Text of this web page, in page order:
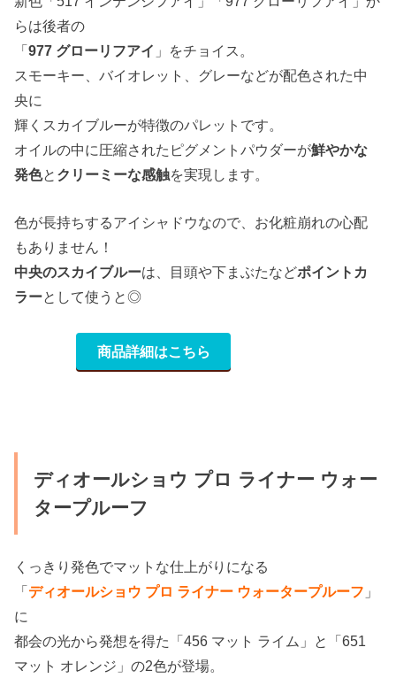
らは後者の
「977 グローリフアイ 」をチョイス。
スモーキー、バイオレット、グレーなどが配色された中
央に
輝くスカイブルーが特徴のパレットです。
オイルの中に圧縮されたピグメントパウダーが鮮やかな
発色と クリーミーな感触を実現します。
色が長持ちするアイシャドウなので、お化粧崩れの心配
もありません！
中央のスカイブルーは、目頭や下まぶたなどポイントカ
ラーとして使うと◎
商品詳細はこちら
ディオールショウ プロ ライナー ウォー
タープルーフ
くっきり発色でマットな仕上がりになる
「ディオールショウ プロ ライナー ウォータープルーフ 」
に
都会の光から発想を得た「456 マット ライム」と「651
マット オレンジ」の2色が登場。